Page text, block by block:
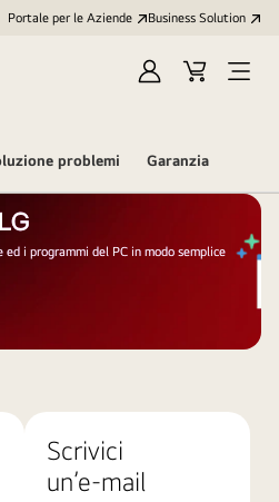
Portale per le Aziende Business Solution
AccediCart
Open
problemi Garanzia
i programmi del PC in modo semplice
Scrivici
un’e-mail